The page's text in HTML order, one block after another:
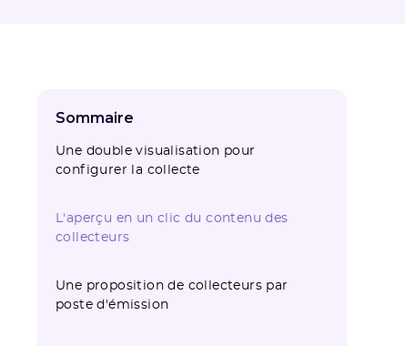
Sommaire
Une double visualisation pour
configurer la collecte
L'aperçu en un clic du contenu des
collecteurs
Une proposition de collecteurs par
poste d'émission